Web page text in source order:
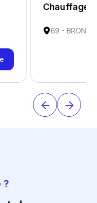
Chauffage
69 - BRON
?